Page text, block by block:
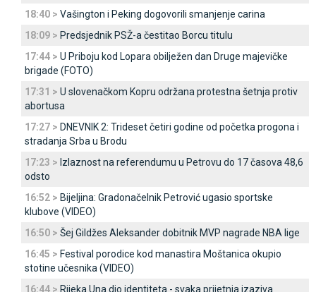
18:40 > Vašington i Peking dogovorili smanjenje carina
18:09 > Predsjednik PSŽ-a čestitao Borcu titulu
17:44 > U Priboju kod Lopara obilježen dan Druge majevičke
brigade (FOTO)
17:31 > U slovenačkom Kopru održana protestna šetnja protiv
abortusa
17:27 > DNEVNIK 2: Trideset četiri godine od početka progona i
stradanja Srba u Brodu
17:23 > Izlaznost na referendumu u Petrovu do 17 časova 48,6
odsto
16:52 > Bijeljina: Gradonačelnik Petrović ugasio sportske
klubove (VIDEO)
16:50 > Šej Gildžes Aleksander dobitnik MVP nagrade NBA lige
16:45 > Festival porodice kod manastira Moštanica okupio
stotine učesnika (VIDEO)
16:44 > Rijeka Una dio identiteta - svaka prijetnja izaziva